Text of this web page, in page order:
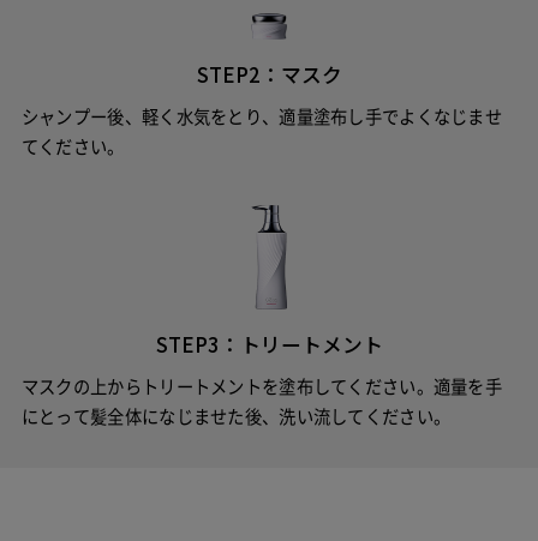
STEP2：マスク
シャンプー後、軽く水気をとり、適量塗布し手でよくなじませ
てください。
STEP3：トリートメント
マスクの上からトリートメントを塗布してください。適量を手
にとって髪全体になじませた後、 洗い流してください。